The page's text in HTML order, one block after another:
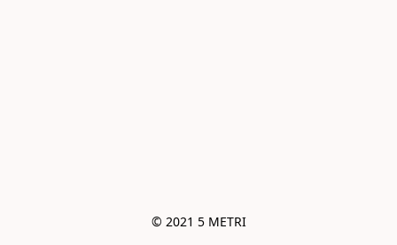
© 2021 5 METRI